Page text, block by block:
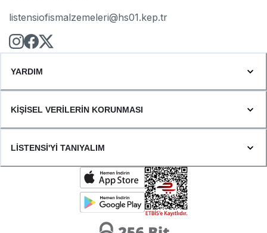
listensiofismalzemeleri@hs01.kep.tr
YARDIM
KİŞİSEL VERİLERİN KORUNMASI
LİSTENSİ'Yİ TANIYALIM